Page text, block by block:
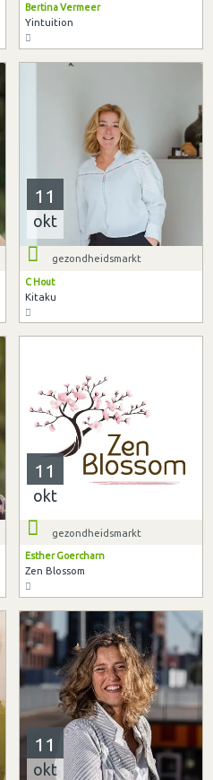
Bertina Vermeer
Yintuition
11
okt
gezondheidsmarkt
C Hout
Kitaku
11
okt
gezondheidsmarkt
Esther Goercharn
Zen Blossom
11
okt